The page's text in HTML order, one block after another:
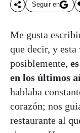
Seguir en
Me gusta
que decir, y
posiblemente,
en los últimos
hablaba
corazón; nos
restaurante al